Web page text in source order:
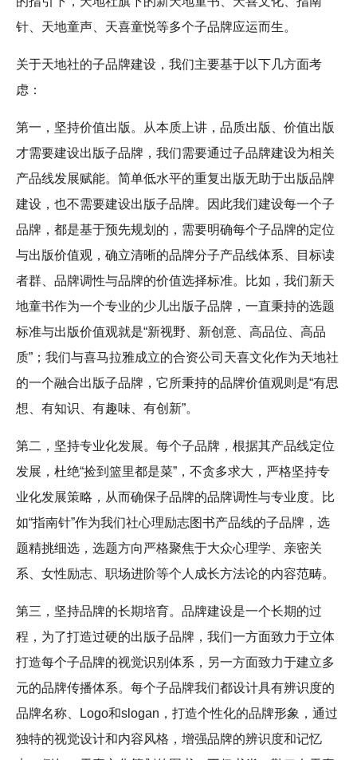
针、天地童声、天喜童悦等多个子品牌应运而生。
关于天地社的子品牌建设，我们主要基于以下几方面考
虑：
第一，坚持价值出版。从本质上讲，品质出版、价值出版
才需要建设出版子品牌，我们需要通过子品牌建设为相关
产品线发展赋能。简单低水平的重复出版无助于出版品牌
建设，也不需要建设出版子品牌。因此我们建设每一个子
品牌，都是基于预先规划的，需要明确每个子品牌的定位
与出版价值观，确立清晰的品牌分子产品线体系、目标读
者群、品牌调性与品牌的价值选择标准。比如，我们新天
地童书作为一个专业的少儿出版子品牌，一直秉持的选题
标准与出版价值观就是“新视野、新创意、高品位、高品
质”；我们与喜马拉雅成立的合资公司天喜文化作为天地社
的一个融合出版子品牌，它所秉持的品牌价值观则是“有思
想、有知识、有趣味、有创新”。
第二，坚持专业化发展。每个子品牌，根据其产品线定位
发展，杜绝“捡到篮里都是菜”，不贪多求大，严格坚持专
业化发展策略，从而确保子品牌的品牌调性与专业度。比
如“指南针”作为我们社心理励志图书产品线的子品牌，选
题精挑细选，选题方向严格聚焦于大众心理学、亲密关
系、女性励志、职场进阶等个人成长方法论的内容范畴。
第三，坚持品牌的长期培育。品牌建设是一个长期的过
程，为了打造过硬的出版子品牌，我们一方面致力于立体
打造每个子品牌的视觉识别体系，另一方面致力于建立多
元的品牌传播体系。每个子品牌我们都设计具有辨识度的
品牌名称、Logo和slogan，打造个性化的品牌形象，通过
独特的视觉设计和内容风格，增强品牌的辨识度和记忆